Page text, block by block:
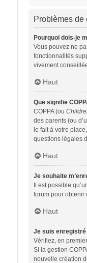
Problèmes de
Pourquoi dois-je
Vous pouvez ne
fonctionnalités
vivement
Haut
Que signifie
COPPA (ou
des parents (ou
le fait à votre
questions légales
Haut
Je souhaite
Il est possible
forum pour obtenir
Haut
Je suis enregistré
Vérifiez, en
Si la gestion
nouvelle création